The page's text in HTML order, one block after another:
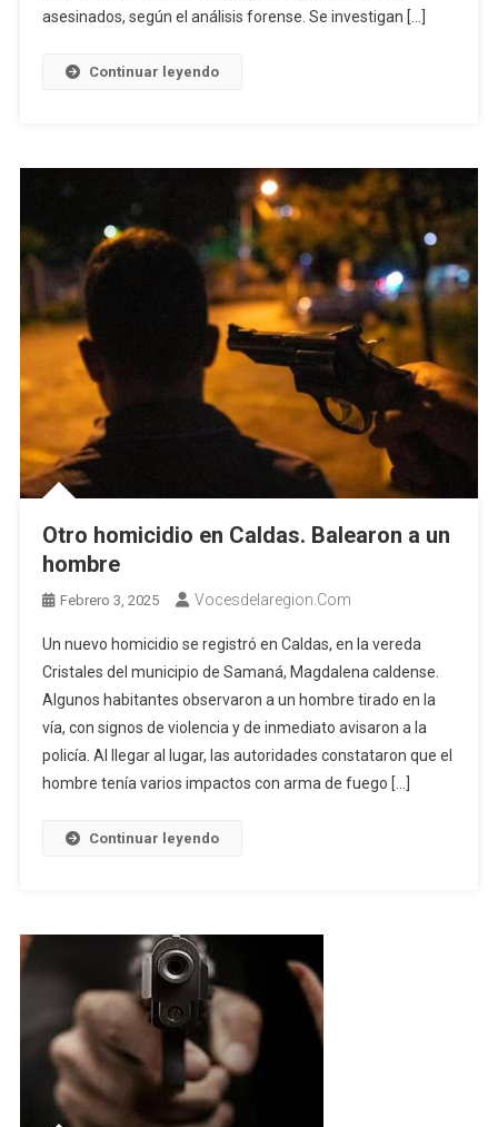
asesinados, según el análisis forense. Se investigan […]
Continuar leyendo
Otro homicidio en Caldas. Balearon a un
hombre
Febrero 3, 2025 Vocesdelaregion.com
Un nuevo homicidio se registró en Caldas, en la vereda
Cristales del municipio de Samaná, Magdalena caldense.
Algunos habitantes observaron a un hombre tirado en la
vía, con signos de violencia y de inmediato avisaron a la
policía. Al llegar al lugar, las autoridades constataron que el
hombre tenía varios impactos con arma de fuego […]
Continuar leyendo